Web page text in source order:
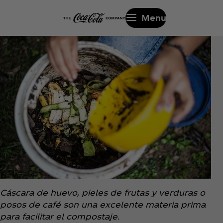
Menu
Cáscara de huevo, pieles de frutas y verduras o
posos de café son una excelente materia prima
para facilitar el compostaje.